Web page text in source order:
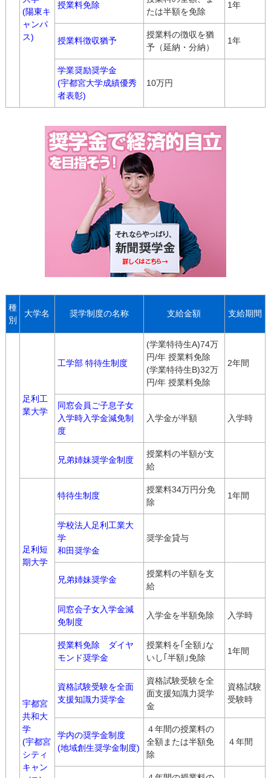
(陽東キ
ャンパ
ス)
授業料免除
たは半額を免除
1年
授業料徴収猶予
授業料の徴収を猶
予（延納・分納）
1年
学業奨励奨学金
(宇都宮大学成績優秀
者表彰)
10万円
種
別
大学名 奨学制度の名称 支給金額 支給期間
足利工
業大学
工学部 特待生制度
(学業特待生A)74万
円/年 授業料免除
(学業特待生B)32万
円/年 授業料免除
2年間
同窓会員ご子息子女
入学時入学金減免制
度
入学金が半額 入学時
兄弟姉妹奨学金制度
授業料の半額が支
給
足利短
期大学
特待生制度
授業料34万円分免
除
1年間
学校法人足利工業大
学
和田奨学金
奨学金貸与
兄弟姉妹奨学金
授業料の半額を支
給
同窓会子女入学金減
免制度
入学金を半額免除 入学時
宇都宮
共和大
学
(宇都宮
シティ
キャン
授業料免除 ダイヤ
モンド奨学金
授業料を｢全額｣な
いし｢半額｣免除
1年間
資格試験受験を全面
支援知識力奨学金
資格試験受験を全
面支援知識力奨学
金
資格試験
受験時
学内の奨学金制度
(地域創生奨学金制度)
４年間の授業料の
全額または半額免
除
４年間